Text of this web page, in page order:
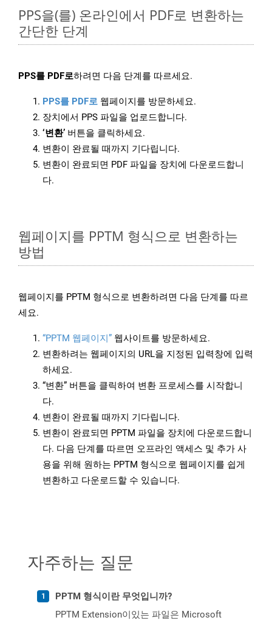
PPS을(를) 온라인에서 PDF로 변환하는
간단한 단계
PPS를 PDF로하려면 다음 단계를 따르세요.
PPS를 PDF로 웹페이지를 방문하세요.
장치에서 PPS 파일을 업로드합니다.
‘변환’ 버튼을 클릭하세요.
변환이 완료될 때까지 기다립니다.
변환이 완료되면 PDF 파일을 장치에 다운로드합니
다.
웹페이지를 PPTM 형식으로 변환하는
방법
웹페이지를 PPTM 형식으로 변환하려면 다음 단계를 따르
세요.
“PPTM 웹페이지” 웹사이트를 방문하세요.
변환하려는 웹페이지의 URL을 지정된 입력창에 입력
하세요.
“변환” 버튼을 클릭하여 변환 프로세스를 시작합니
다.
변환이 완료될 때까지 기다립니다.
변환이 완료되면 PPTM 파일을 장치에 다운로드합니
다. 다음 단계를 따르면 오프라인 액세스 및 추가 사
용을 위해 원하는 PPTM 형식으로 웹페이지를 쉽게
변환하고 다운로드할 수 있습니다.
자주하는 질문
PPTM 형식이란 무엇입니까?
PPTM Extension이있는 파일은 Microsoft